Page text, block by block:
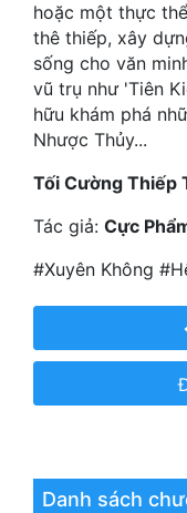
Kiếm Hiệp
Kỳ Huyễn
Linh Dị
Làm Giàu
Lịch Sử
Mưu Mô
Mỹ Thực
Nữ Cường
hoặc một thực
thê thiếp, xây
sống cho văn
vũ trụ như 'Tiên
hữu khám phá
Nhược Thủy...
Tối Cường Thiếp
Tác giả: Cực
#Xuyên Không
Danh sách